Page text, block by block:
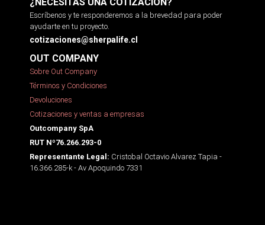
Escríbenos y te responderemos a la brevedad para poder
ayudarte en tu proyecto.
cotizaciones@sherpalife.cl
OUT COMPANY
Sobre Out Company
Términos y Condiciones
Devoluciones
Cotizaciones y ventas a empresas
Outcompany SpA
RUT Nº76.266.293-0
Representante Legal: Cristobal Octavio Alvarez Tapia -
16.366.285-k - Av Apoquindo 7331